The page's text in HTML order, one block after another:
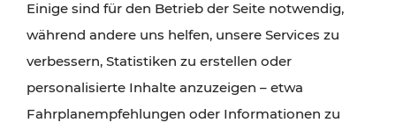
Einige sind für den Betrieb der Seite notwendig,
während andere uns helfen, unsere Services zu
verbessern, Statistiken zu erstellen oder
personalisierte Inhalte anzuzeigen – etwa
Fahrplanempfehlungen oder Informationen zu